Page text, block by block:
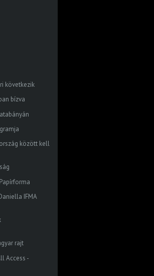
következik
bízva
között kell
IFMA
rajt
Access -